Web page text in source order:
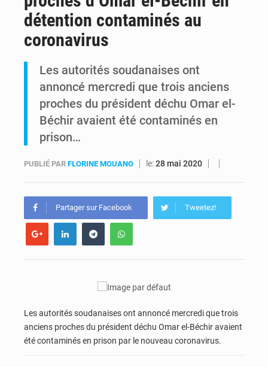
détention contaminés au
coronavirus
Les autorités soudanaises ont
annoncé mercredi que trois anciens
proches du président déchu Omar el-
Béchir avaient été contaminés en
prison…
PUBLIÉ PAR FLORINE MOUANO le:28 mai 2020
Partager sur Facebook Tweetez!
Les autorités soudanaises ont annoncé mercredi que trois
anciens proches du président déchu Omar el-Béchir avaient
été contaminés en prison par le nouveau coronavirus.